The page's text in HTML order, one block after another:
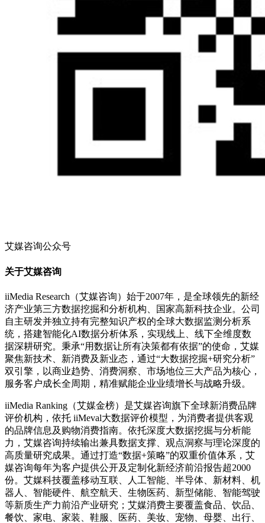
艾媒咨询公众号
关于艾媒咨询
iiMedia Research（艾媒咨询）始于2007年，是全球领先的新经
济产业第三方数据挖掘和分析机构、国家高新科技企业。公司
自主研发并独立持有完整知识产权的全球大数据监测分析系
统，搭建智能化AI数据分析体系，实现线上、线下全维度数
据深耕研究。秉承“用数据让所有决策都有依据”的使命，艾媒
聚焦新技术、新消费及新业态，通过“大数据挖掘+研究分析”
双引擎，以商业趋势、消费洞察、市场地位三大产品为核心，
服务客户成长全周期，精准赋能企业业绩增长与战略升级。
iiMedia Ranking（艾媒金榜）是艾媒咨询旗下全球新消费品牌
评价机构，依托 iiMeval大数据评价模型，为消费者提供客观
的品牌信息及购物消费指南。依托深度大数据挖掘与分析能
力，艾媒咨询持续输出兼具数据支撑、观点洞察与理论深度的
高质量研究成果。通过打造“数据+策略”的双重价值体系，艾
媒咨询每年为客户提供公开及定制化新经济前沿报告超2000
份。艾媒科技覆盖移动互联、人工智能、半导体、新材料、机
器人、智能硬件、航空航天、生物医药、新型储能、智能驾驶
等新质生产力前沿产业研究；艾媒消费主要覆盖食品、饮品、
餐饮、家电、家装、鞋服、医药、美妆、宠物、母婴、出行、